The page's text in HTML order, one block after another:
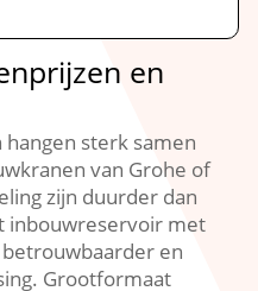
en
sterk samen
van Grohe of
zijn duurder dan
inbouwreservoir met
en
Grootformaat